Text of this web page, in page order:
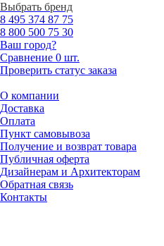
Выбрать бренд
8 495 374 87 75
8 800 500 75 30
Ваш город?
Сравнение 0 шт.
Проверить статус заказа
О компании
Доставка
Оплата
Пункт самовывоза
Получение и возврат товара
Публичная оферта
Дизайнерам и Архитекторам
Обратная связь
Контакты